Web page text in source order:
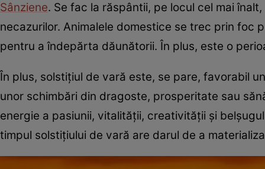
Sânziene. Se fac la răspântii, pe locul cel mai
necazurilor. Animalele domestice se trec prin
pentru a îndepărta dăunătorii. În plus, este o
În plus, solstiţiul de vară este, se pare, favorabil
unor schimbări din dragoste, prosperitate sau
energie a pasiunii, vitalităţii, creativităţii şi
timpul solstiţiului de vară are darul de a